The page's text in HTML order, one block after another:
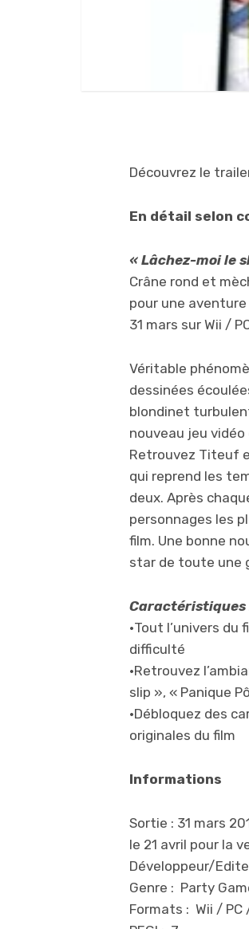
Découvrez le
En détail selon
« Lâchez-moi le
Crâne rond et
pour une
31 mars sur Wii /
Véritable
dessinées
blondinet
nouveau jeu
Retrouvez Titeuf
qui reprend les
deux. Après
personnages les
film. Une bonne
star de toute une
Caractéristiques
•Tout l’univers
difficulté
•Retrouvez
slip », « Panique
•Débloquez des
originales du film
Informations
Sortie : 31 mars
le 21 avril pour la
Développeur/
Genre : Party
Formats : Wii / PC